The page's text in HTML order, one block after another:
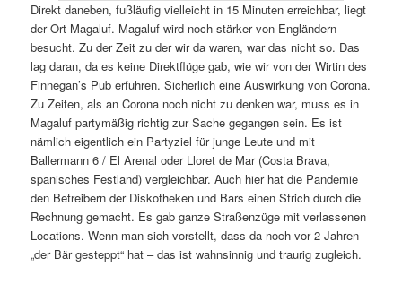
Direkt daneben, fußläufig vielleicht in 15 Minuten erreichbar, liegt
der Ort Magaluf. Magaluf wird noch stärker von Engländern
besucht. Zu der Zeit zu der wir da waren, war das nicht so. Das
lag daran, da es keine Direktflüge gab, wie wir von der Wirtin des
Finnegan’s Pub erfuhren. Sicherlich eine Auswirkung von Corona.
Zu Zeiten, als an Corona noch nicht zu denken war, muss es in
Magaluf partymäßig richtig zur Sache gegangen sein. Es ist
nämlich eigentlich ein Partyziel für junge Leute und mit
Ballermann 6 / El Arenal oder Lloret de Mar (Costa Brava,
spanisches Festland) vergleichbar. Auch hier hat die Pandemie
den Betreibern der Diskotheken und Bars einen Strich durch die
Rechnung gemacht. Es gab ganze Straßenzüge mit verlassenen
Locations. Wenn man sich vorstellt, dass da noch vor 2 Jahren
„der Bär gesteppt“ hat – das ist wahnsinnig und traurig zugleich.